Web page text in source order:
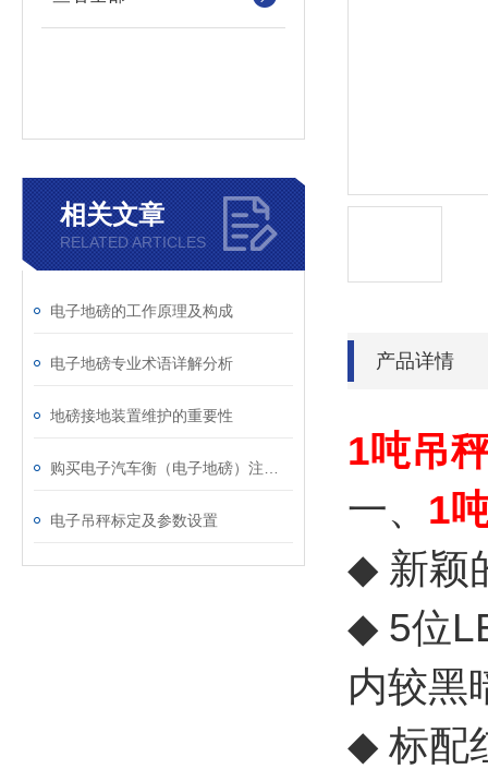
相关文章
RELATED ARTICLES
电子地磅的工作原理及构成
电子地磅专业术语详解分析
地磅接地装置维护的重要性
电子吊秤标定及参数设置
产品详情
1吨吊
一、 1
◆ 新颖
◆5位
内较黑
◆ 标配